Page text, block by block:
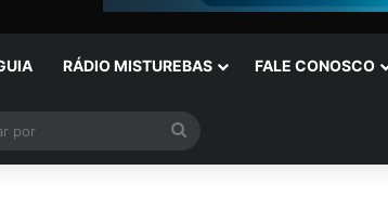
RÁDIO MISTUREBAS FALE CONOSCO
por